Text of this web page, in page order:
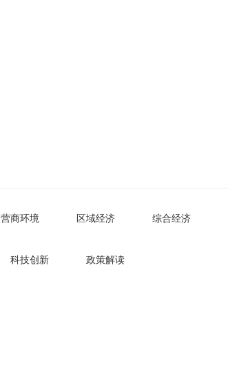
营商环境 区域经济 综合经济
科技创新 政策解读